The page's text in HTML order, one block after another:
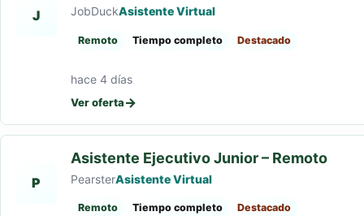
J JobDuckAsistente Virtual
Remoto Tiempo completo Destacado
hace 4 días
Ver oferta→
P
Asistente Ejecutivo Junior – Remoto
PearsterAsistente Virtual
Remoto Tiempo completo Destacado